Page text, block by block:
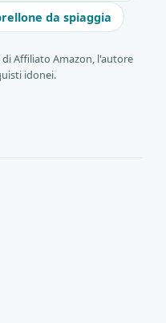
da spiaggia
Affiliato Amazon, l'autore
idonei.